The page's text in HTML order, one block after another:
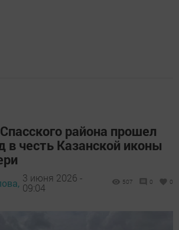
района прошел
в честь Казанской иконы
3 июня 2026 -
09:04
507 0 0